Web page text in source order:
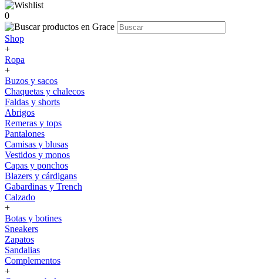
0
Shop
+
Ropa
+
Buzos y sacos
Chaquetas y chalecos
Faldas y shorts
Abrigos
Remeras y tops
Pantalones
Camisas y blusas
Vestidos y monos
Capas y ponchos
Blazers y cárdigans
Gabardinas y Trench
Calzado
+
Botas y botines
Sneakers
Zapatos
Sandalias
Complementos
+